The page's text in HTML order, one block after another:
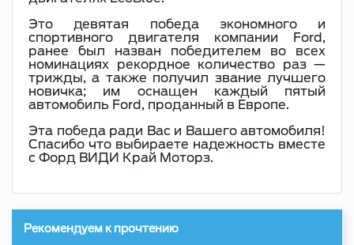
Это девятая победа экономного и
спортивного двигателя компании Ford,
ранее был назван победителем во всех
номинациях рекордное количество раз —
трижды, а также получил звание лучшего
новичка; им оснащен каждый пятый
автомобиль Ford, проданный в Европе.
Эта победа ради Вас и Вашего автомобиля!
Спасибо что выбираете надежность вместе
с Форд ВИДИ Край Моторз.
Рекомендуем к прочтению